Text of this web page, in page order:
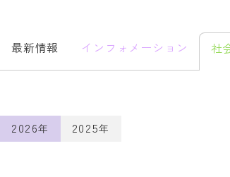
最新情報 インフォメーション 社
2026年 2025年